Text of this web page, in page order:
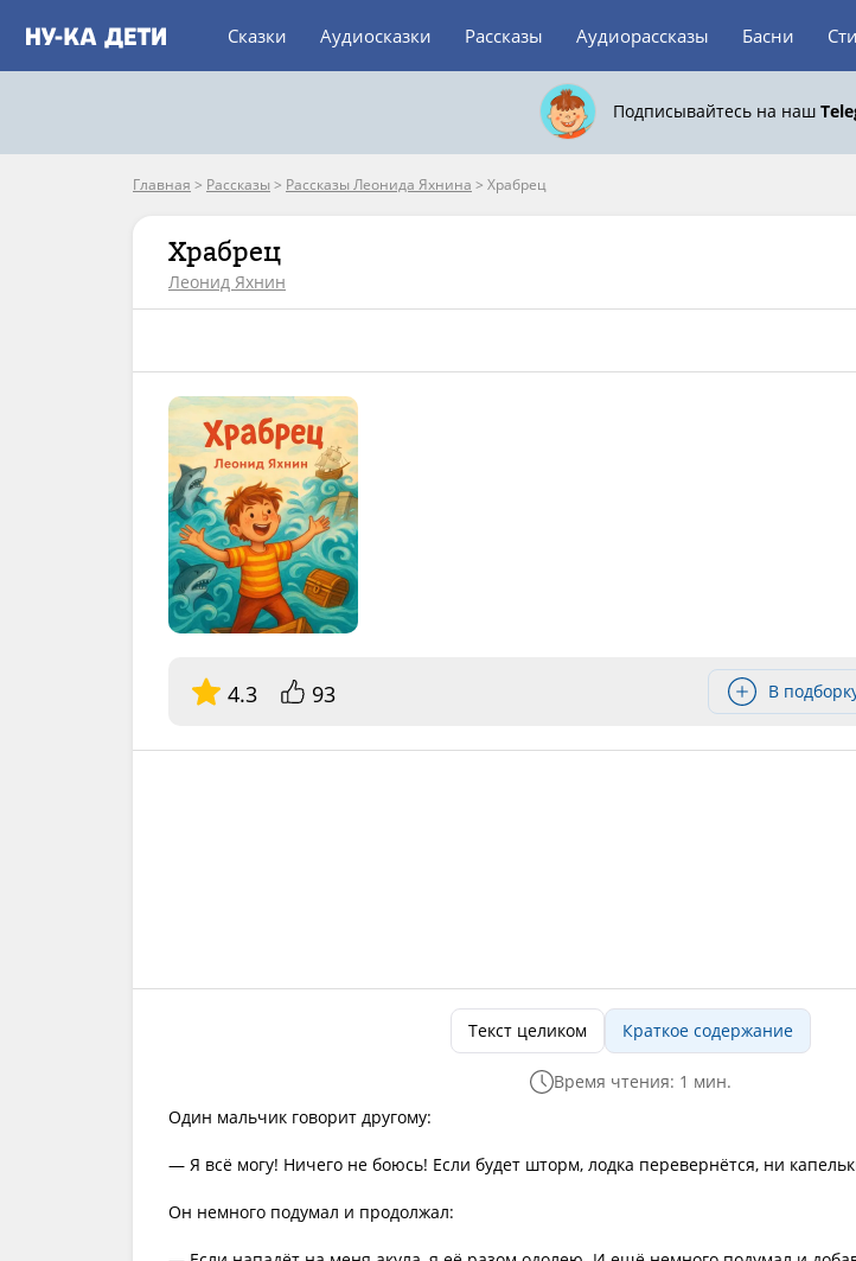
Сказки Аудиосказки Рассказы Аудиорассказы Басни
Подписывайтесь на наш
Главная > Рассказы > Рассказы Леонида Яхнина > Храбрец
Храбрец
Леонид Яхнин
4.3 93 В
Текст целиком Краткое содержание
Время чтения: 1 мин.
Один мальчик говорит другому:
— Я всё могу! Ничего не боюсь! Если будет шторм, лодка перевернётся, ни
Он немного подумал и продолжал: